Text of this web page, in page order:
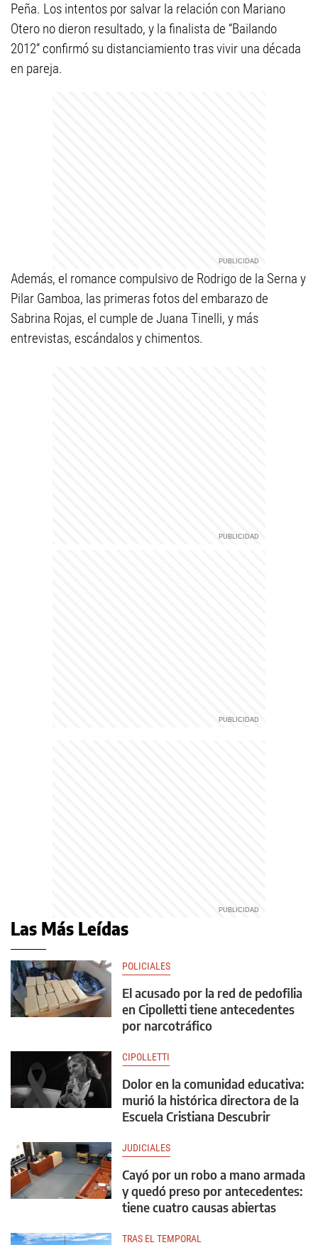
Peña. Los intentos por salvar la relación con Mariano
Otero no dieron resultado, y la finalista de “Bailando
2012” confirmó su distanciamiento tras vivir una década
en pareja.
Además, el romance compulsivo de Rodrigo de la Serna y
Pilar Gamboa, las primeras fotos del embarazo de
Sabrina Rojas, el cumple de Juana Tinelli, y más
entrevistas, escándalos y chimentos.
Las Más Leídas
POLICIALES
El acusado por la red de pedofilia
en Cipolletti tiene antecedentes
por narcotráfico
CIPOLLETTI
Dolor en la comunidad educativa:
murió la histórica directora de la
Escuela Cristiana Descubrir
JUDICIALES
Cayó por un robo a mano armada
y quedó preso por antecedentes:
tiene cuatro causas abiertas
TRAS EL TEMPORAL